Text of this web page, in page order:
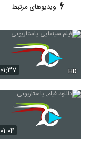
ویدیوهای مرتبط
۰۱:۳۷ HD
۰۱:۰۴